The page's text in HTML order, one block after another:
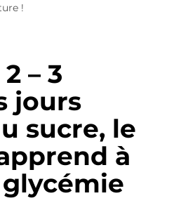
!
– 3
jours
sucre, le
à